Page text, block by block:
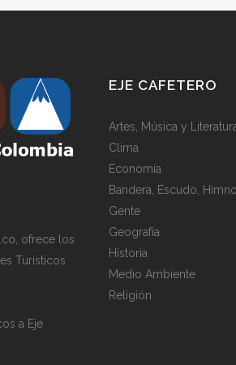
ofrece los
Turísticos
a Eje
EJE CAFETERO
Artes, Música y
Clima
Economía
Bandera, Escudo, Himno
Gente
Geografía
Historia
Medio Ambiente
Religión